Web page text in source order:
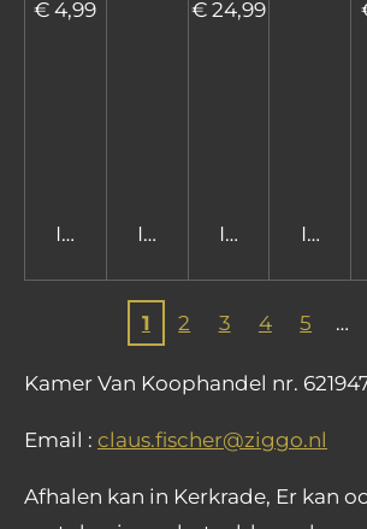
€ 4,99
In winkelwagenIn winkelwagen
€ 24,99
In In
1 2 3 4 5
Kamer Van Koophandel nr.
Email : claus.fischer@ziggo.nl
Afhalen kan in Kerkrade, Er kan